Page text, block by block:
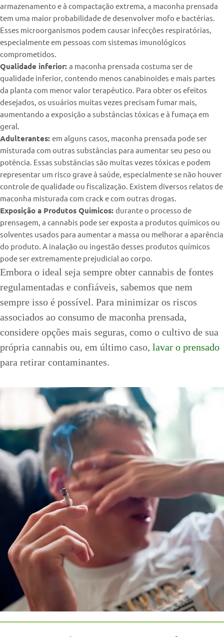
armazenamento e à compactação extrema, a maconha prensada
tem uma maior probabilidade de desenvolver mofo e bactérias.
Esses microorganismos podem causar infecções respiratórias,
especialmente em pessoas com sistemas imunológicos
comprometidos.
Qualidade inferior: a maconha prensada costuma ser de
qualidade inferior, contendo menos canabinoides e mais partes
da planta com menor valor terapêutico. Para obter os efeitos
desejados, os usuários muitas vezes precisam fumar mais,
aumentando a exposição a substâncias tóxicas e à fumaça em
geral.
Adulterantes: em alguns casos, maconha prensada pode ser
misturada com outras substâncias para aumentar seu peso ou
potência. Essas substâncias são muitas vezes tóxicas e podem
representar um risco grave à saúde, especialmente se não houver
controle de qualidade ou fiscalização. Existem diversos relatos de
maconha misturada com crack e com outras drogas.
Exposição a Produtos Químicos: durante o processo de
prensagem, a cannabis pode ser exposta a produtos químicos ou
solventes usados para aumentar a massa ou melhorar a aparência
do produto. A inalação ou ingestão desses produtos químicos
pode ser extremamente prejudicial ao corpo.
Embora o ideal seja sempre obter cannabis de fontes
regulamentadas e confiáveis, sabemos que nem
sempre isso é possível. Para minimizar os riscos
associados ao consumo de maconha prensada,
considere opções mais seguras, como o cultivo de sua
própria cannabis ou, em último caso, lavar o prensado
para retirar contaminantes.